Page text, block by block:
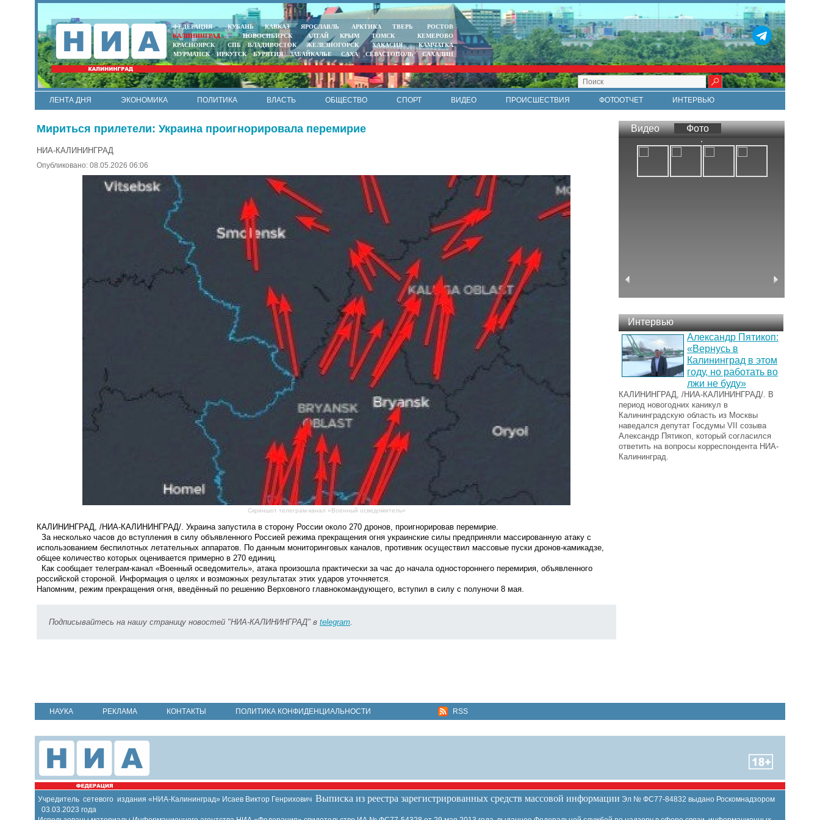
ФЕДЕРАЦИЯ КУБАНЬ КАВКАЗ ЯРОСЛАВЛЬ АРКТИКА ТВЕРЬ
РОСТОВ
КАЛИНИНГРАД
НОВОСИБИРСК АЛТАЙ КРЫМ ТОМСК
КЕМЕРОВО
КРАСНОЯРСК
СПБ ВЛАДИВОСТОК ЖЕЛЕЗНОГОРСК ХАКАСИЯ
КАМЧАТКА
МУРМАНСК
ИРКУТСК БУРЯТИЯ ЗАБАЙКАЛЬЕ САХА СЕВАСТОПОЛЬ САХАЛИН
ЛЕНТА ДНЯ ЭКОНОМИКА ПОЛИТИКА ВЛАСТЬ ОБЩЕСТВО СПОРТ ВИДЕО ПРОИСШЕСТВИЯ ФОТООТЧЕТ
ИНТЕРВЬЮ
Мириться прилетели: Украина проигнорировала перемирие
НИА-КАЛИНИНГРАД
Опубликовано: 08.05.2026 06:06
Скриншот телеграм-канал «Военный осведомитель»
КАЛИНИНГРАД, /НИА-КАЛИНИНГРАД/. Украина запустила в сторону России около 270 дронов, проигнорировав перемирие.
За несколько часов до вступления в силу объявленного Россией режима прекращения огня украинские силы предприняли массированную атаку с
использованием беспилотных летательных аппаратов. По данным мониторинговых каналов, противник осуществил массовые пуски дронов-камикадзе,
общее количество которых оценивается примерно в 270 единиц.
Как сообщает телеграм-канал «Военный осведомитель», атака произошла практически за час до начала одностороннего перемирия, объявленного
российской стороной. Информация о целях и возможных результатах этих ударов уточняется.
Напомним, режим прекращения огня, введённый по решению Верховного главнокомандующего, вступил в силу с полуночи 8 мая.
Подписывайтесь на нашу страницу новостей "НИА-КАЛИНИНГРАД" в telegram
Видео Фото
Интервью
Александр Пятикоп:
«Вернусь в
Калининград в этом
году, но работать во
лжи не буду»
КАЛИНИНГРАД, /НИА-КАЛИНИНГРАД/. В
период новогодних каникул в
Калининградскую область из Москвы
наведался депутат Госдумы VII созыва
Александр Пятикоп, который согласился
ответить на вопросы корреспондента НИА-
Калининград.
НАУКА РЕКЛАМА КОНТАКТЫ ПОЛИТИКА КОНФИДЕНЦИАЛЬНОСТИ RSS
Учредитель сетевого издания «НИА-Калининград» Исаев Виктор Генрихович Выписка из реестра зарегистрированных средств массовой информации Эл № ФС77-84832 выдано Роскомнадзором
03.03.2023 года